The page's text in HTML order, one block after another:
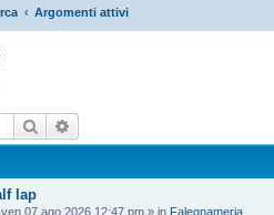
Argomenti attivi
Cerca
lap
ven 07 ago 2026 12:47 pm » in Falegnameria